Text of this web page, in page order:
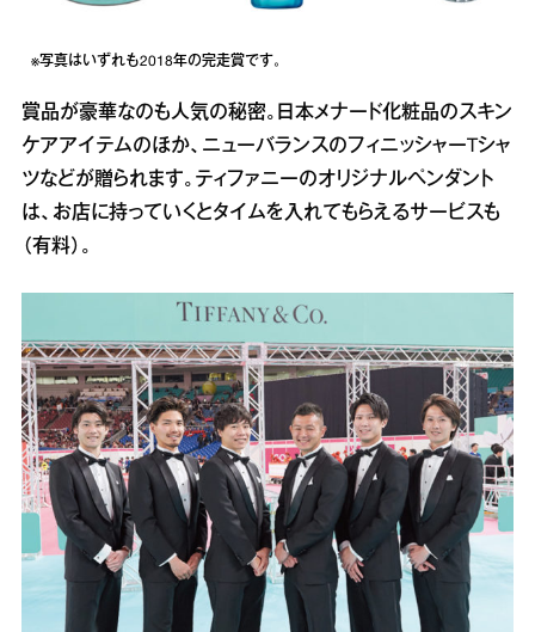
※写真はいずれも2018年の完走賞です。
賞品が豪華なのも人気の秘密。日本メナード化粧品のスキン
ケアアイテムのほか、ニューバランスのフィニッシャーTシャ
ツなどが贈られます。ティファニーのオリジナルペンダント
は、お店に持っていくとタイムを入れてもらえるサービスも
（有料）。